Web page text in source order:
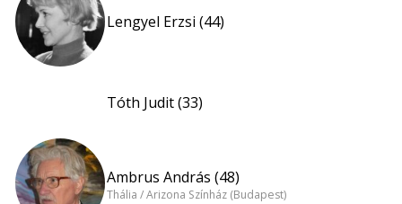
Lengyel Erzsi (44)
Tóth Judit (33)
Ambrus András (48)
Thália / Arizona Színház (Budapest)